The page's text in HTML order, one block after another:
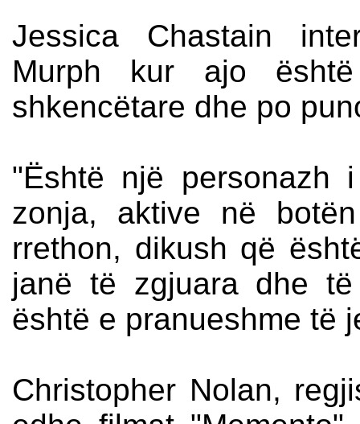
Jessica Chastain
Murph kur ajo
shkencëtare dhe po
"Është një
zonja, aktive në
rrethon, dikush që
janë të zgjuara dhe
është e pranueshme të
Christopher Nolan,